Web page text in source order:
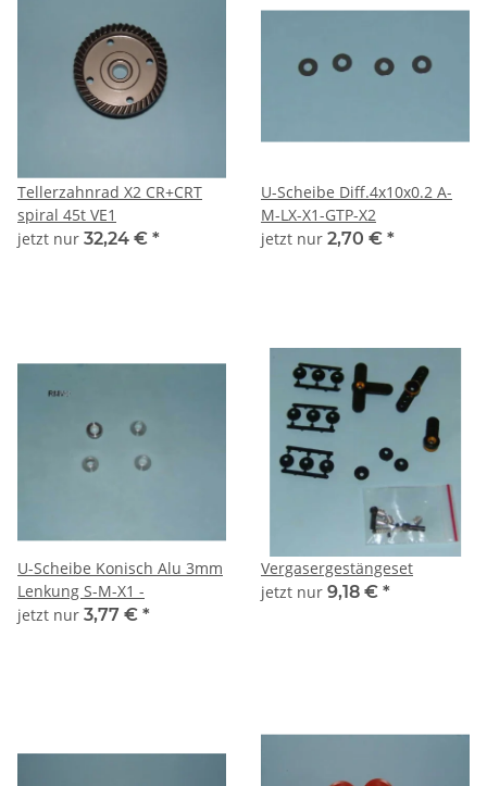
Tellerzahnrad X2 CR+CRT
spiral 45t VE1
jetzt nur 32,24 € *
U-Scheibe Diff.4x10x0.2 A-
M-LX-X1-GTP-X2
jetzt nur 2,70 € *
U-Scheibe Konisch Alu 3mm
Lenkung S-M-X1 -
jetzt nur 3,77 € *
Vergasergestängeset
jetzt nur 9,18 € *